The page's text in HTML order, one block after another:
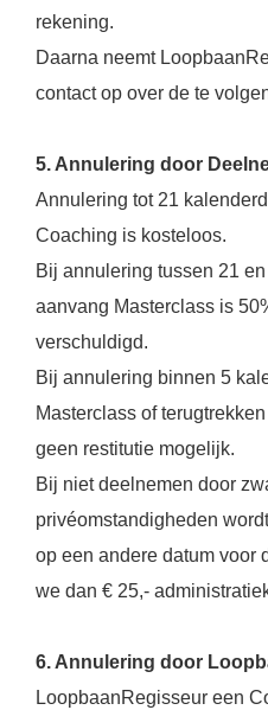
rekening.
Daarna neemt
contact op over de te
5. Annulering door
Annulering tot 21
Coaching is kosteloos.
Bij annulering tussen 21
aanvang Masterclass is
verschuldigd.
Bij annulering binnen 5
Masterclass of
geen restitutie mogelijk.
Bij niet deelnemen door
privéomstandigheden
op een andere datum voor
we dan € 25,-
6. Annulering door
LoopbaanRegisseur een